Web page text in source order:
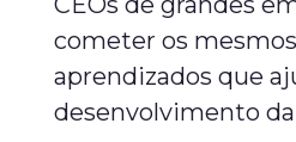
cometer os
aprendizados que
desenvolvimento da